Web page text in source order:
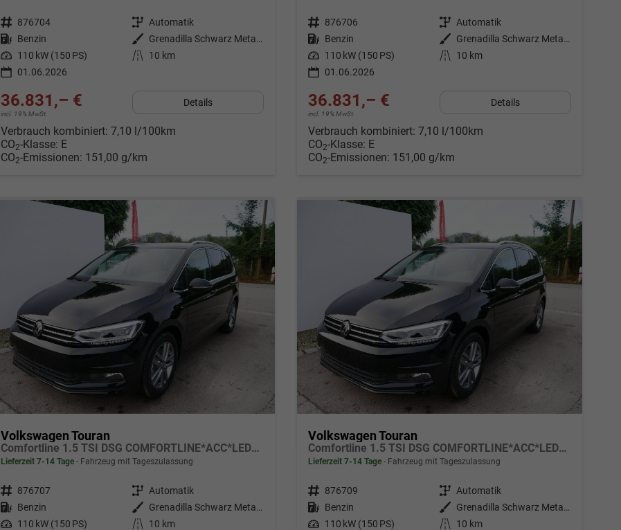
Fahrzeugnr. 876704 Getriebe Automatik
Kraftstoff Benzin Außenfarbe
Grenadilla Schwarz Metallic
Leistung 110 kW (150 PS) Kilometerstand
10 km
01.06.2026
36.831,– €
incl. 19% MwSt.
Details
Verbrauch kombiniert: 7,10 l/100km
CO2-Klasse: E
CO2-Emissionen: 151,00 g/km
Fahrzeugnr. 876706 Getriebe Automatik
Kraftstoff Benzin Außenfarbe
Grenadilla Schwarz Metallic
Leistung 110 kW (150 PS) Kilometerstand
10 km
01.06.2026
36.831,– €
incl. 19% MwSt.
Details
Verbrauch kombiniert: 7,10 l/100km
CO2-Klasse: E
CO2-Emissionen: 151,00 g/km
Volkswagen Touran
Comfortline 1.5 TSI DSG COMFORTLINE*ACC*LED*PDC*KAMERA*NAVI*SHZ* 7-SITZER 17-ZOLL
Lieferzeit 7-14 Tage Fahrzeug mit Tageszulassung
Fahrzeugnr. 876707 Getriebe Automatik
Kraftstoff Benzin Außenfarbe
Grenadilla Schwarz Metallic
Leistung 110 kW (150 PS) Kilometerstand
10 km
Volkswagen Touran
Comfortline 1.5 TSI DSG COMFORTLINE*ACC*LED*PDC*KAMERA*NAVI*SHZ* 7-SITZER 17-ZOLL
Lieferzeit 7-14 Tage Fahrzeug mit Tageszulassung
Fahrzeugnr. 876709 Getriebe Automatik
Kraftstoff Benzin Außenfarbe
Grenadilla Schwarz Metallic
Leistung 110 kW (150 PS) Kilometerstand
10 km